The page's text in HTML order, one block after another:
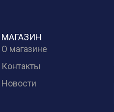
МАГАЗИН
О магазине
Контакты
Новости